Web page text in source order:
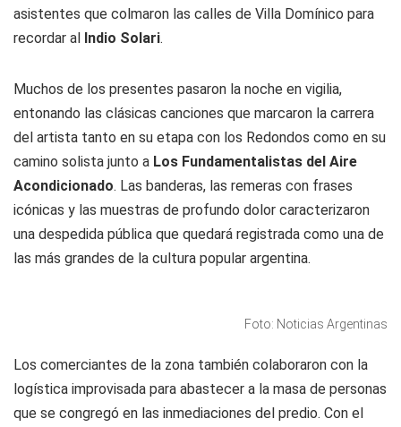
asistentes que colmaron las calles de Villa Domínico para
recordar al Indio Solari.
Muchos de los presentes pasaron la noche en vigilia,
entonando las clásicas canciones que marcaron la carrera
del artista tanto en su etapa con los Redondos como en su
camino solista junto a Los Fundamentalistas del Aire
Acondicionado. Las banderas, las remeras con frases
icónicas y las muestras de profundo dolor caracterizaron
una despedida pública que quedará registrada como una de
las más grandes de la cultura popular argentina.
Foto: Noticias Argentinas
Los comerciantes de la zona también colaboraron con la
logística improvisada para abastecer a la masa de personas
que se congregó en las inmediaciones del predio. Con el